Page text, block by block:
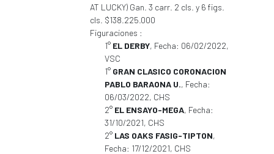
AT LUCKY) Gan. 3 carr. 2 cls. y 6 figs.
cls. $138.225.000
Figuraciones :
1° EL DERBY, Fecha: 06/02/2022,
VSC
1° GRAN CLASICO CORONACION
PABLO BARAONA U., Fecha:
06/03/2022, CHS
2° EL ENSAYO-MEGA, Fecha:
31/10/2021, CHS
2° LAS OAKS FASIG-TIPTON,
Fecha: 17/12/2021, CHS